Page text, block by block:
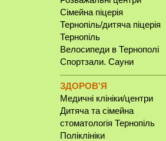
Сімейна піцерія
Тернопіль/дитяча піцерія
Тернопіль
Велосипеди в Тернополі
Спортзали. Сауни
ЗДОРОВ'Я
Медичні клініки/центри
Дитяча та сімейна
стоматологія Тернопіль
Поліклініки